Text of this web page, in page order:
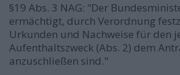
§19 Abs. 3 NAG: "Der
ermächtigt, durch Verordnung
Urkunden und Nachweise für den
Aufenthaltszweck (Abs. 2) dem
anzuschließen sind."